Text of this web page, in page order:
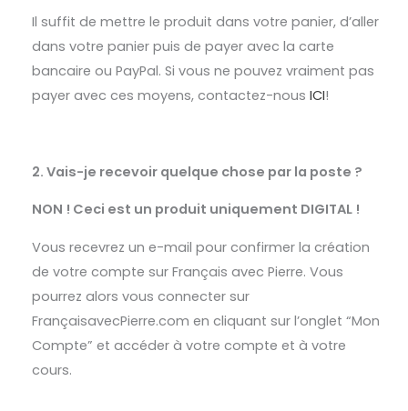
Il suffit de mettre le produit dans votre panier, d’aller
dans votre panier puis de payer avec la carte
bancaire ou PayPal. Si vous ne pouvez vraiment pas
payer avec ces moyens, contactez-nousICI!
2. Vais-je recevoir quelque chose par la poste ?
NON ! Ceci est un produit uniquement DIGITAL !
Vous recevrez un e-mail pour confirmer la création
de votre compte sur Français avec Pierre. Vous
pourrez alors vous connecter sur
FrançaisavecPierre.com en cliquant sur l’onglet “Mon
Compte” et accéder à votre compte et à votre
cours.